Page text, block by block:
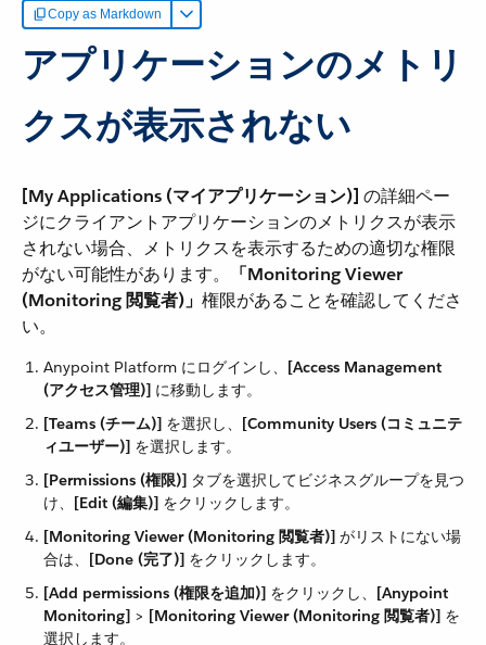
Copy as Markdown
アプリケーションのメトリ
クスが表示されない
[My Applications (マイアプリケーション)] ​ の詳細ペー
ジにクライアントアプリケーションのメトリクスが表示
されない場合、メトリクスを表示するための適切な権限
がない可能性があります。​
「Monitoring Viewer
(Monitoring 閲覧者)」 ​権限があることを確認してくださ
い。
Anypoint Platform にログインし、​ [Access Management
(アクセス管理)] ​ に移動します。
[Teams (チーム)] ​ を選択し、​ [Community Users (コミュニテ
ィユーザー)] ​ を選択します。
[Permissions (権限)] ​ タブを選択してビジネスグループを見つ
け、​ [Edit (編集)] ​ をクリックします。
[Monitoring Viewer (Monitoring 閲覧者)] ​ がリストにない場
合は、​ [Done (完了)] ​ をクリックします。
[Add permissions (権限を追加)] ​ をクリックし、​ [Anypoint
Monitoring] ​ > ​ [Monitoring Viewer (Monitoring 閲覧者)] ​ を
選択します。